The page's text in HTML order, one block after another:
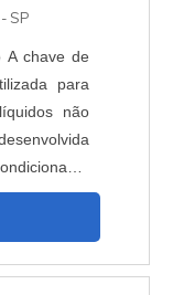
SP
A chave de
para
não
químicas,
no controle
ligar ou